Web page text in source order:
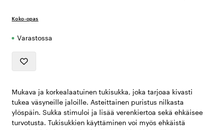
Koko-opas
Varastossa
Mukava ja korkealaatuinen tukisukka, joka tarjoaa kivasti
tukea väsyneille jaloille. Asteittainen puristus nilkasta
ylöspäin. Sukka stimuloi ja lisää verenkiertoa sekä ehkäisee
turvotusta. Tukisukkien käyttäminen voi myös ehkäistä